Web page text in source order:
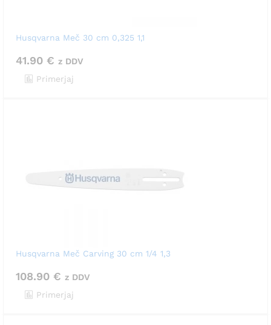
Husqvarna Meč 30 cm 0,325 1,1
41.90 € z DDV
Primerjaj
Husqvarna Meč Carving 30 cm 1/4 1,3
108.90 € z DDV
Primerjaj